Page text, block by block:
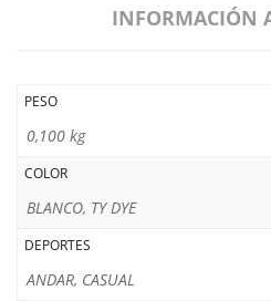
INFORMACIÓN
PESO
0,100 kg
COLOR
BLANCO, TY DYE
DEPORTES
ANDAR, CASUAL